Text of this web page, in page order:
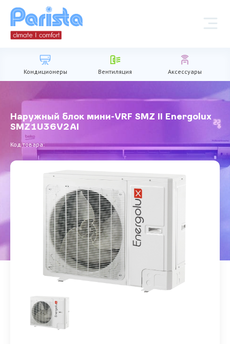
Кондиционеры Вентиляция Аксессуары
Наружный блок мини-VRF SMZ II Energolux
SMZ1U36V2AI
Код товара: